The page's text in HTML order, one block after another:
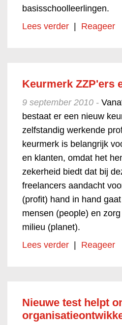
basisschoolleerlingen.
Lees verder
Reageer
Keurmerk ZZP'ers
9 september 2010 -
bestaat er een nieuw
zelfstandig werkende
keurmerk is belangrijk
en klanten, omdat het
zekerheid biedt dat bij
freelancers aandacht
(profit) hand in hand
mensen (people) en
milieu (planet).
Lees verder
Reageer
Nieuwe test helpt